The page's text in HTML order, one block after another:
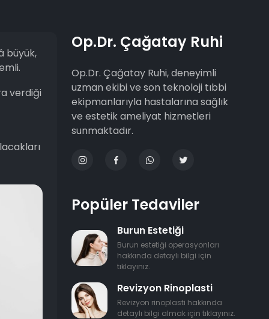
büyük,
verdiği
Op.Dr. Çağatay Ruhi
Op.Dr. Çağatay Ruhi, deneyimli
uzman ekibi ve son teknoloji tıbbi
ekipmanlarıyla hastalarına sağlık
ve estetik ameliyat hizmetleri
sunmaktadır.
Popüler Tedaviler
Burun Estetiği
Burun estetiği operasyonları
hakkında detaylı bilgi için
tıklayınız.
Revizyon Rinoplasti
Revizyon rinoplasti hakkında
detaylı bilgi almak için tıklayınız.